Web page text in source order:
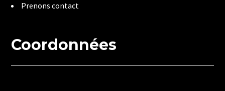
Prenons contact
Coordonnées